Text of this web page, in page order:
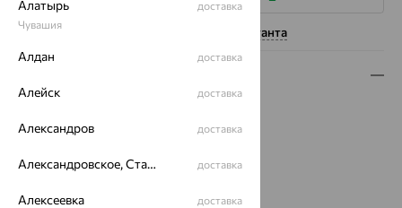
Нужна помощь консультанта
Проба:925
Вставка:Фианит
Алатырь
Чувашия
доставка
Алдан доставка
Алейск доставка
Александров доставка
Александровское, Ставропольский край доставка
Алексеевка доставка